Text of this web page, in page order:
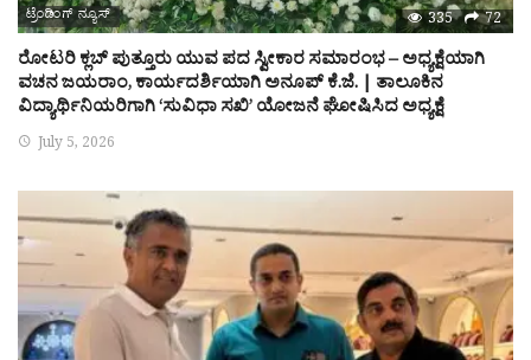
ಟ್ರೆಂಡಿಂಗ್ ನ್ಯೂಸ್ 335 72
ರೋಟರಿ ಕ್ಲಬ್ ಪುತ್ತೂರು ಯುವ ಪದ ಸ್ವೀಕಾರ ಸಮಾರಂಭ – ಅಧ್ಯಕ್ಷೆಯಾಗಿ
ವಚನ ಜಯರಾಂ, ಕಾರ್ಯದರ್ಶಿಯಾಗಿ ಅನೂಪ್ ಕೆ.ಜೆ. | ತಾಲೂಕಿನ
ವಿದ್ಯಾರ್ಥಿನಿಯರಿಗಾಗಿ ‘ಸುವಿಧಾ ಸಖಿ’ ಯೋಜನೆ ಘೋಷಿಸಿದ ಅಧ್ಯಕ್ಷೆ
July 5, 2026